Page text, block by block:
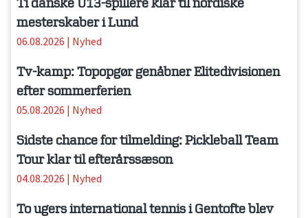
Ti danske U13-spillere klar til nordiske
mesterskaber i Lund
06.08.2026 | Nyhed
Tv-kamp: Topopgør genåbner Elitedivisionen
efter sommerferien
05.08.2026 | Nyhed
Sidste chance for tilmelding: Pickleball Team
Tour klar til efterårssæson
04.08.2026 | Nyhed
To ugers international tennis i Gentofte blev